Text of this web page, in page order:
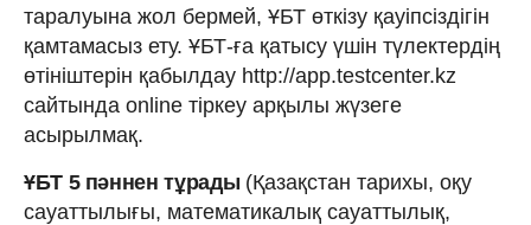
таралуына жол бермей, ҰБТ өткізу қауіпсіздігін
қамтамасыз ету. ҰБТ-ға қатысу үшін түлектердің
өтініштерін қабылдау http://app.testcenter.kz
сайтында online тіркеу арқылы жүзеге
асырылмақ.
ҰБТ 5 пәннен тұрады(Қазақстан тарихы, оқу
сауаттылығы, математикалық сауаттылық,